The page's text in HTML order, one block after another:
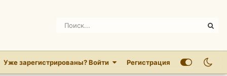
Уже зарегистрированы? Войти Регистрация